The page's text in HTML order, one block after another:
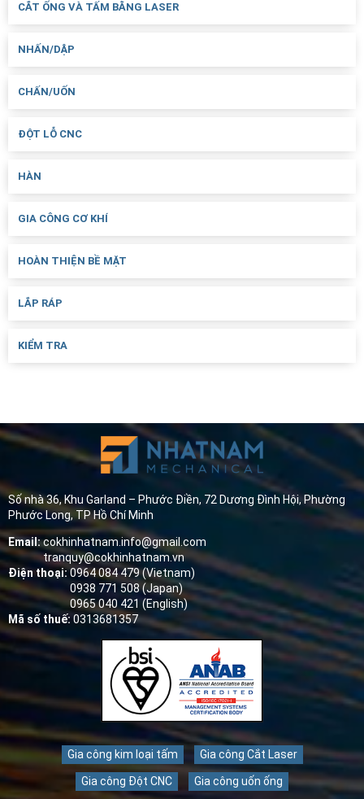
CẮT ỐNG VÀ TẤM BẰNG LASER
NHẤN/DẬP
CHẤN/UỐN
ĐỘT LỖ CNC
HÀN
GIA CÔNG CƠ KHÍ
HOÀN THIỆN BỀ MẶT
LẮP RÁP
KIỂM TRA
Số nhà 36, Khu Garland – Phước Điền, 72 Dương Đình Hội, Phường
Phước Long, TP Hồ Chí Minh
Email:cokhinhatnam.info@gmail.com
tranquy@cokhinhatnam.vn
Điện thoại:0964 084 479 (Vietnam)
0938 771 508 (Japan)
0965 040 421 (English)
Mã số thuế: 0313681357
Gia công kim loại tấm Gia công Cắt Laser
Gia công Đột CNC Gia công uốn ống